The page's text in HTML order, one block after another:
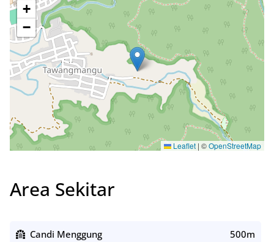
+
−
Leaflet | ©OpenStreetMap
Area Sekitar
Candi Menggung 500m